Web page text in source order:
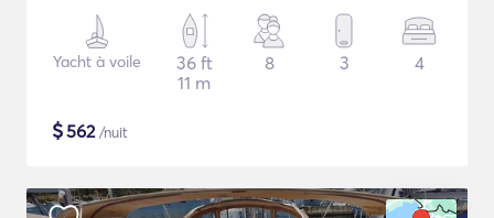
Yacht à voile
36 ft
11 m
8 3 4
$562/nuit